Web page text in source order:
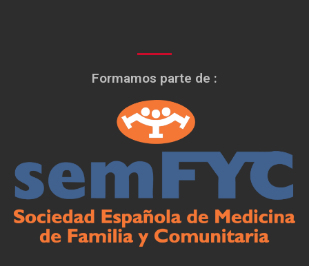
Formamos parte de :